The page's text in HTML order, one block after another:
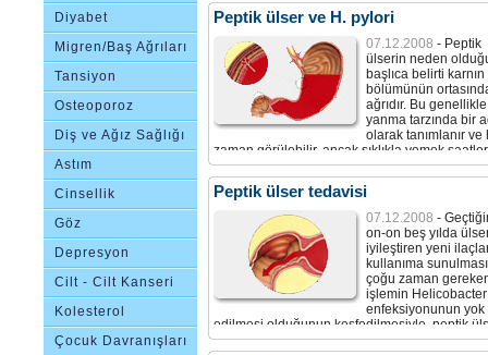
Bozuklukları
Diyabet
Migren/Baş Ağrıları
Tansiyon
Osteoporoz
Diş ve Ağız Sağlığı
Astım
Cinsellik
Göz
Depresyon
Cilt - Cilt Kanseri
Kolesterol
Çocuk Davranışları
Peptik ülser ve H. pylori
07.12.2008 - Peptik
ülserin neden
başlıca belirti karnın
bölümünün
ağrıdır. Bu genellikle
yanma tarzında bir
olarak tanımlanır ve
zaman görülebilir, ancak sıklıkla yemek
bağlıdır.
Peptik ülser tedavisi
07.12.2008 -
on-on beş yılda
iyileştiren yeni
kullanıma
çoğu zaman
işlemin
enfeksiyonunun yok
edilmesi olduğunun keşfedilmesiyle, peptik
tedavisinde köklü bir dönüşüm yaşandı.